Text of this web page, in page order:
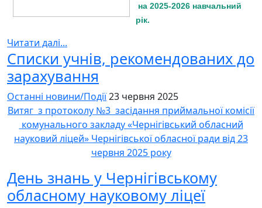
на 2025-2026 навчальний
рік.
Читати далі...
Списки учнів, рекомендованих до
зарахування
Останні новини/Події23 червня 2025
Витяг з протоколу №3 засідання приймальної комісії
комунального закладу «Чернігівський обласний
науковий ліцей» Чернігівської обласної ради від 23
червня 2025 року
День знань у Чернігівському
обласному науковому ліцеї